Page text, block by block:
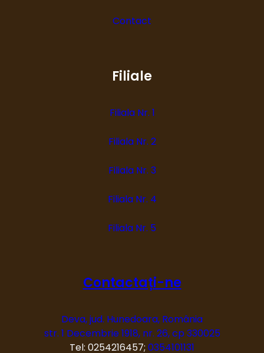
Contact
Filiale
Filiala Nr. 1
Filiala Nr. 2
Filiala Nr. 3
Filiala Nr. 4
Filiala Nr. 5
Contactați-ne
Deva, jud. Hunedoara, România
str. 1 Decembrie 1918, nr. 26, cp 330025
Tel: 0254216457; 0354101131